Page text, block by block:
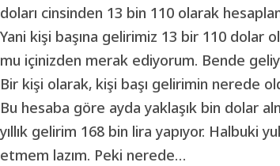
doları cinsinden 13 bin 110 olarak
Yani kişi başına gelirimiz 13 bir 110 dolar
mu içinizden merak ediyorum. Bende
Bir kişi olarak, kişi başı gelirimin nerede
Bu hesaba göre ayda yaklaşık bin dolar
yıllık gelirim 168 bin lira yapıyor. Halbuki
etmem lazım. Peki nerede…